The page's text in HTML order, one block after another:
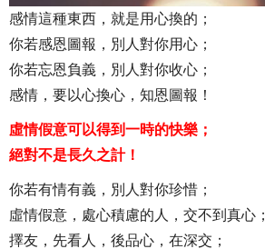
感情這種東西，就是用心換的；
你若感恩圖報，別人對你用心；
你若忘恩負義，別人對你收心；
感情，要以心換心，知恩圖報！
虛情假意可以得到一時的快樂；
絕對不是長久之計！
你若有情有義，別人對你珍惜；
虛情假意，處心積慮的人，交不到真心；
擇友，先看人，後品心，在深交；